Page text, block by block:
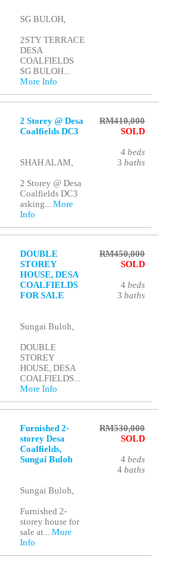
SG BULOH,
2STY TERRACE
DESA
COALFIELDS
SG BULOH...
More Info
2 Storey @ Desa
Coalfields DC3
SHAH ALAM,
2 Storey @ Desa
Coalfields DC3
asking...More
Info
RM410,000
SOLD
4 beds
3 baths
DOUBLE
STOREY
HOUSE, DESA
COALFIELDS
FOR SALE
Sungai Buloh,
DOUBLE
STOREY
HOUSE, DESA
COALFIELDS...
More Info
RM450,000
SOLD
4 beds
3 baths
Furnished 2-
storey Desa
Coalfields,
Sungai Buloh
Sungai Buloh,
Furnished 2-
storey house for
sale at...More
Info
RM530,000
SOLD
4 beds
4 baths